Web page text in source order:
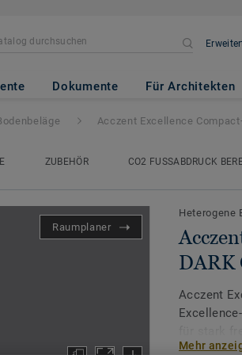
Dokumente Für Architekten
Compact+ -
Acczent Excellence
ZUBEHÖR CO2 FUSSABDRUCK
Raumplaner
Heterogene
DARK
Acczent
Verhältnis
Mehr